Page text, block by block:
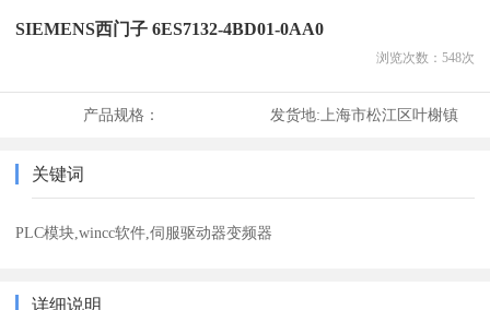
SIEMENS西门子 6ES7132-4BD01-0AA0
浏览次数： 548次
产品规格： 发货地: 上海市松江区叶榭镇
关键词
PLC模块,wincc软件,伺服驱动器变频器
详细说明